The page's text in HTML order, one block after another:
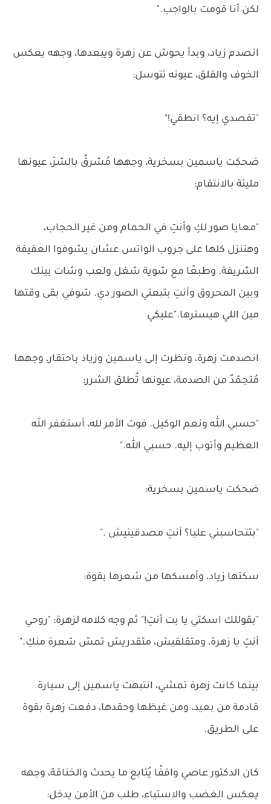
لكن أنا قومت بالواجب."
انصدم زياد، وبدأ يحوش عن زهرة ويبعدها، وجهه يعكس
الخوف والقلق، عيونه تتوسل:
"تقصدي إيه؟ انطقي!"
ضحكت ياسمين بسخرية، وجهها مُشرقٌ بالشرّ، عيونها
مليئة بالانتقام:
"معايا صور لكِ وأنتِ في الحمام ومن غير الحجاب،
وهتنزل كلها على جروب الواتس عشان يشوفوا العفيفة
الشريفة. وطبعًا مع شوية شغل ولعب وشات بينك
وبين المحروق وأنتِ بتبعتي الصور دي. شوفي بقى وقتها
مين اللي هيسترها."عليكي
انصدمت زهرة، ونظرت إلى ياسمين وزياد باحتقار، وجهها
مُتجمّدٌ من الصدمة، عيونها تُطلق الشرر:
"حسبي الله ونعم الوكيل. فوت الأمر لله، أستغفر الله
العظيم وأتوب إليه. حسبي الله."
ضحكت ياسمين بسخرية:
"بتتحاسبني عليا؟ أنتِ مصدقينيش ."
سكتها زياد، وأمسكها من شعرها بقوة:
"بقوللك اسكتي يا بت أنتِ!" ثم وجه كلامه لزهرة: "روحي
أنتِ يا زهرة، ومتقلقيش، متقدريش تمسّ شعرة منكِ."
بينما كانت زهرة تمشي، انتبهت ياسمين إلى سيارة
قادمة من بعيد، ومن غيظها وحقدها، دفعت زهرة بقوة
على الطريق.
كان الدكتور عاصي واقفًا يُتابع ما يحدث والخناقة، وجهه
يعكس الغضب والاستياء، طلب من الأمن يدخل: